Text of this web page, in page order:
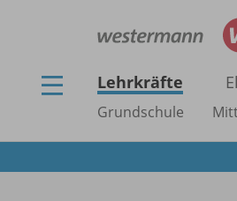
Lehrkräfte
Grundschule